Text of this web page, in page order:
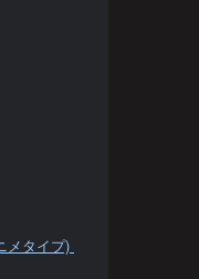
メタイプ)